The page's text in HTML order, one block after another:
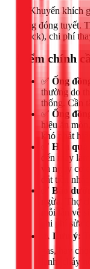
🟢 Khuyến khích
đồng đóng tuyết.
(block), chi phí
Điểm chính
✅ Ống
thường do
thống. Cần
✅ Ống
hiệu ăn
khó phát
✅ Hậu quả
đến máy
và nguy cơ
đắt tiền nhất.
✅ Bảo
ngừa. Thợ
mỗi lần vệ
chi phí sửa
⚠️ Lưu ý:
gas, hay
lạnh, cháy